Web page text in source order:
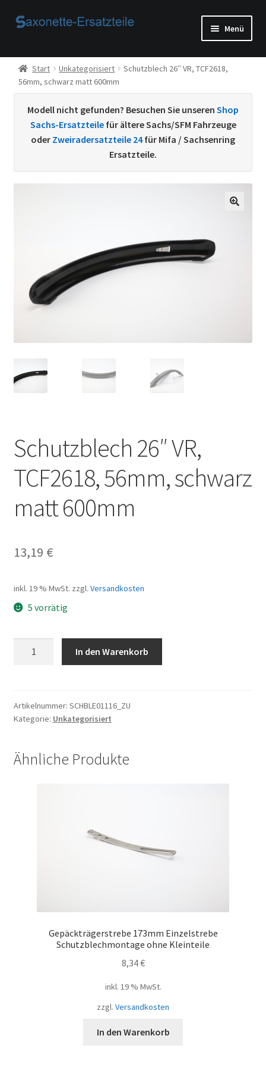
Zur
Zum
Menü
Start
AGB
Beispiel-Seite
Datenschutzerklärung von
Echtheit von Bewertungen
Impressum
Kasse
Kontakt
Versandarten
Warenkorb
Widerrufsbelehrung
Zahlungsarten
Start Unkategorisiert
Schutzblech 26″ VR, TCF2618,
56mm, schwarz matt 600mm
Modell nicht gefunden? Besuchen Sie unseren Shop
Sachs-Ersatzteilefür ältere Sachs/SFM Fahrzeuge
oder Zweiradersatzteile 24für Mifa / Sachsenring
Ersatzteile.
Schutzblech 26″ VR,
TCF2618, 56mm, schwarz
matt 600mm
13,19 €
inkl. 19 % MwSt. zzgl. Versandkosten
5 vorrätig
56mm,
schwarz
600mm
Menge
In den Warenkorb
Artikelnummer: SCHBLE01116_ZU
Kategorie: Unkategorisiert
Ähnliche Produkte
Gepäckträgerstrebe 173mm Einzelstrebe
Schutzblechmontage ohne Kleinteile
8,34€
inkl. 19 % MwSt.
zzgl. Versandkosten
In den Warenkorb